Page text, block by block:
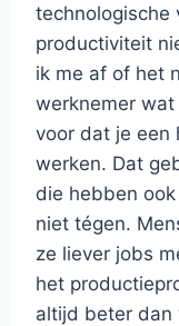
technologische
productiviteit
ik me af of het
werknemer
voor dat je een
werken. Dat
die hebben
niet tégen.
ze liever jobs
het
altijd beter dan